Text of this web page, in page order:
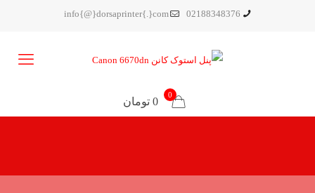
02188348376
info{@}dorsaprinter{.}com
0
0 تومان